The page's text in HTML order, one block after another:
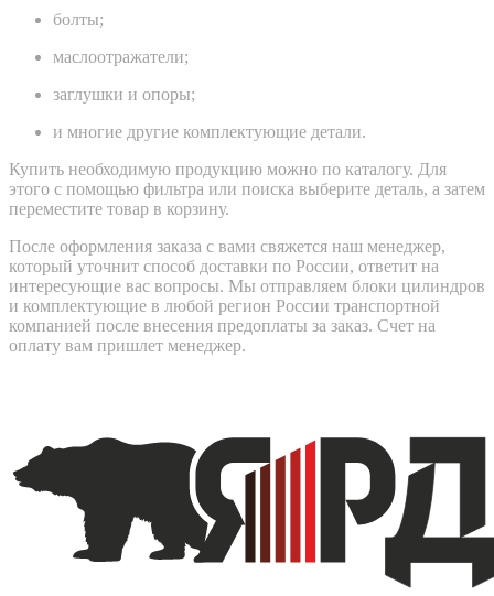
болты;
маслоотражатели;
заглушки и опоры;
и многие другие комплектующие детали.
Купить необходимую продукцию можно по каталогу. Для
этого с помощью фильтра или поиска выберите деталь, а затем
переместите товар в корзину.
После оформления заказа с вами свяжется наш менеджер,
который уточнит способ доставки по России, ответит на
интересующие вас вопросы. Мы отправляем блоки цилиндров
и комплектующие в любой регион России транспортной
компанией после внесения предоплаты за заказ. Счет на
оплату вам пришлет менеджер.